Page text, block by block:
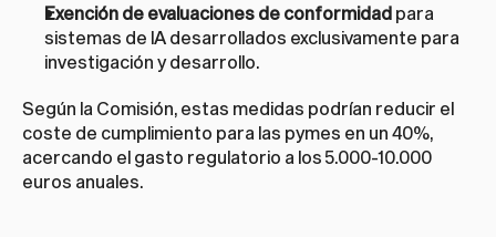
Exención de evaluaciones de conformidad para
sistemas de IA desarrollados exclusivamente para
investigación y desarrollo.
Según la Comisión, estas medidas podrían reducir el
coste de cumplimiento para las pymes en un 40%,
acercando el gasto regulatorio a los 5.000-10.000
euros anuales.